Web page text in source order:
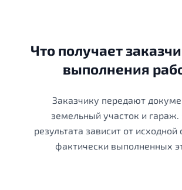
Что получает
выполнения
Заказчику передают
земельный участок и гараж.
результата зависит от исходной
фактически выполненных